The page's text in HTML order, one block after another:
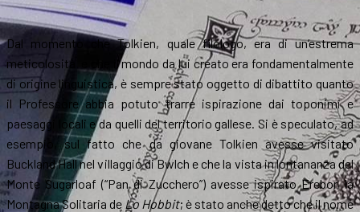
Dal momento che Tolkien, quale filologo, era di un’estrema
meticolosità e che il mondo da lui creato era fondamentalmente
di origine linguistica, è sempre stato oggetto di dibattito quanto
il Professore abbia potuto trarre ispirazione dai toponimi e
paesaggi locali e da quelli del territorio gallese. Si è speculato, ad
esempio, sul fatto che da giovane Tolkien avesse visitato
Buckland Hall nel villaggio di Bwlch e che la vista in lontananza del
Monte Sugarloaf (“Pan di Zucchero”) avesse ispirato Erebor, la
Montagna Solitaria de Lo Hobbit; è stato anche detto che il nome